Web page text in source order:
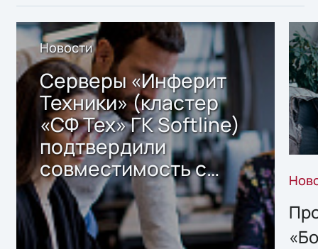
Новости
Серверы «Инферит
Техники» (кластер
«СФ Тех» ГК Softline)
подтвердили
совместимость с
решением Sharx
Storage 2.x для
хранения данных